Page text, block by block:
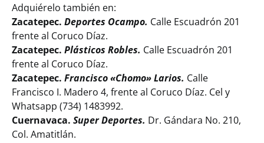
Adquiérelo también en:
Zacatepec. Deportes Ocampo. Calle Escuadrón 201
frente al Coruco Díaz.
Zacatepec. Plásticos Robles. Calle Escuadrón 201
frente al Coruco Díaz.
Zacatepec. Francisco «Chomo» Larios. Calle
Francisco I. Madero 4, frente al Coruco Díaz. Cel y
Whatsapp (734) 1483992.
Cuernavaca. Super Deportes. Dr. Gándara No. 210,
Col. Amatitlán.